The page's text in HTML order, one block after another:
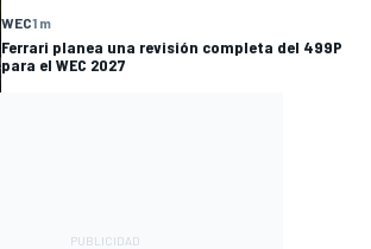
WEC1 m
Ferrari planea una revisión completa del 499P
para el WEC 2027